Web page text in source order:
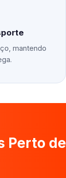
mantendo
Perto de